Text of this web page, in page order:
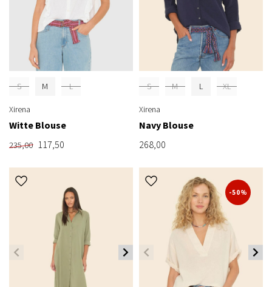
S M L
Xirena
Witte Blouse
235,00 117,50
S M L XL
Xirena
Navy Blouse
268,00
-50%